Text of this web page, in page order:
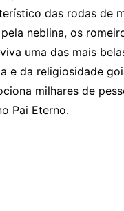
das rodas de
neblina, os
uma das mais
e da religiosidade
milhares de
Pai Eterno.